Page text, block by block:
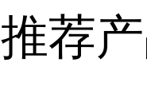
推荐